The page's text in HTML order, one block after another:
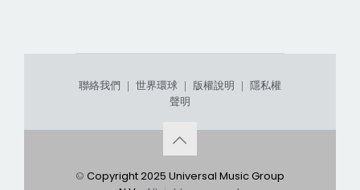
聯絡我們 ｜ 世界環球 ｜ 版權說明 ｜ 隱私權
聲明
© Copyright 2025 Universal Music Group